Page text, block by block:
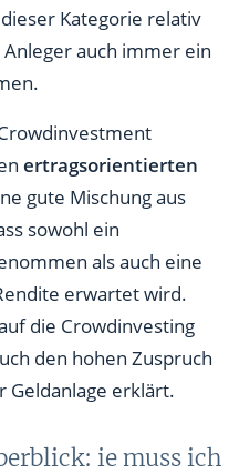
Kategorie relativ
auch immer ein
ertragsorientierten
gute Mischung aus
sowohl ein
als auch eine
erwartet wird.
die Crowdinvesting
den hohen Zuspruch
Geldanlage erklärt.
ie muss ich